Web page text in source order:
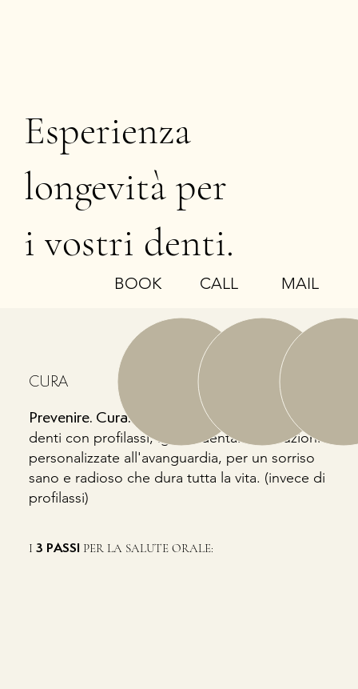
Esperienza
longevità per
i vostri denti.
CURA
Prevenire. Cura. Brillare.
Proteggiamo i vostri
denti con profilassi, igiene dentale e soluzioni
personalizzate all'avanguardia, per un sorriso
sano e radioso che dura tutta la vita. (invece di
profilassi)
I 3 PASSI PER LA SALUTE ORALE:
BOOK CALL MAIL